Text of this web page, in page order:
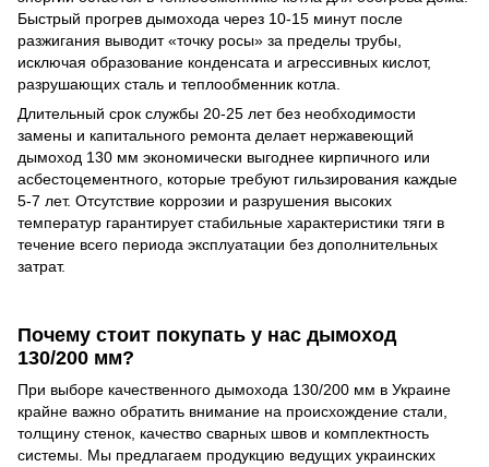
Быстрый прогрев дымохода через 10-15 минут после
разжигания выводит «точку росы» за пределы трубы,
исключая образование конденсата и агрессивных кислот,
разрушающих сталь и теплообменник котла.
Длительный срок службы 20-25 лет без необходимости
замены и капитального ремонта делает нержавеющий
дымоход 130 мм экономически выгоднее кирпичного или
асбестоцементного, которые требуют гильзирования каждые
5-7 лет. Отсутствие коррозии и разрушения высоких
температур гарантирует стабильные характеристики тяги в
течение всего периода эксплуатации без дополнительных
затрат.
Почему стоит покупать у нас дымоход
130/200 мм?
При выборе качественного дымохода 130/200 мм в Украине
крайне важно обратить внимание на происхождение стали,
толщину стенок, качество сварных швов и комплектность
системы. Мы предлагаем продукцию ведущих украинских